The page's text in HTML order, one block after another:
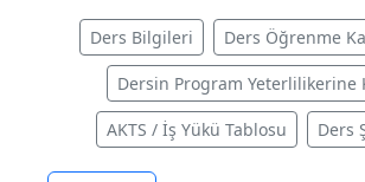
Ders Bilgileri Ders Öğrenme
Dersin Program Yeterlilikerine
AKTS / İş Yükü Tablosu Ders